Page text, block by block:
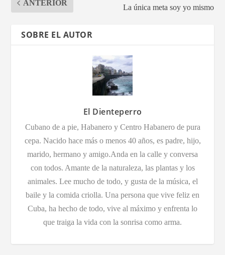
ANTERIOR
La única meta soy yo mismo
SOBRE EL AUTOR
El Dienteperro
Cubano de a pie, Habanero y Centro Habanero de pura
cepa. Nacido hace más o menos 40 años, es padre, hijo,
marido, hermano y amigo.Anda en la calle y conversa
con todos. Amante de la naturaleza, las plantas y los
animales. Lee mucho de todo, y gusta de la música, el
baile y la comida criolla. Una persona que vive feliz en
Cuba, ha hecho de todo, vive al máximo y enfrenta lo
que traiga la vida con la sonrisa como arma.